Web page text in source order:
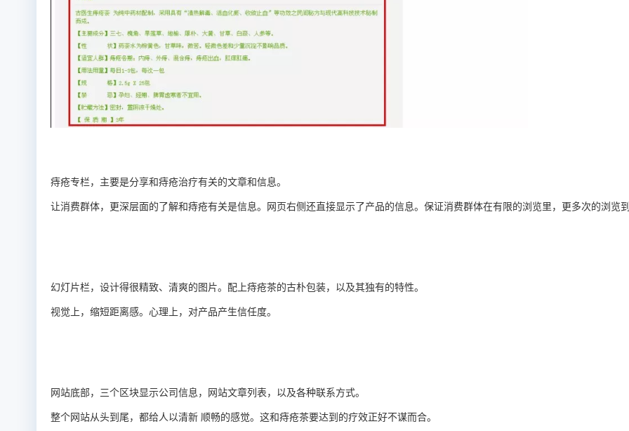
痔疮专栏，主要是分享和痔疮治疗有关的文章和信息。
让消费群体，更深层面的了解和痔疮有关是信息。网页右侧还直接显示了产品的信息。保证消费群体在有限的浏览里，更多次的浏览
幻灯片栏，设计得很精致、清爽的图片。配上痔疮茶的古朴包装，以及其独有的特性。
视觉上，缩短距离感。 心理上，对产品产生信任度。
网站底部，三个区块显示公司信息，网站文章列表，以及各种联系方式。
整个网站从头到尾，都给人以清新 顺畅的感觉。这和痔疮茶要达到的疗效正好不谋而合。